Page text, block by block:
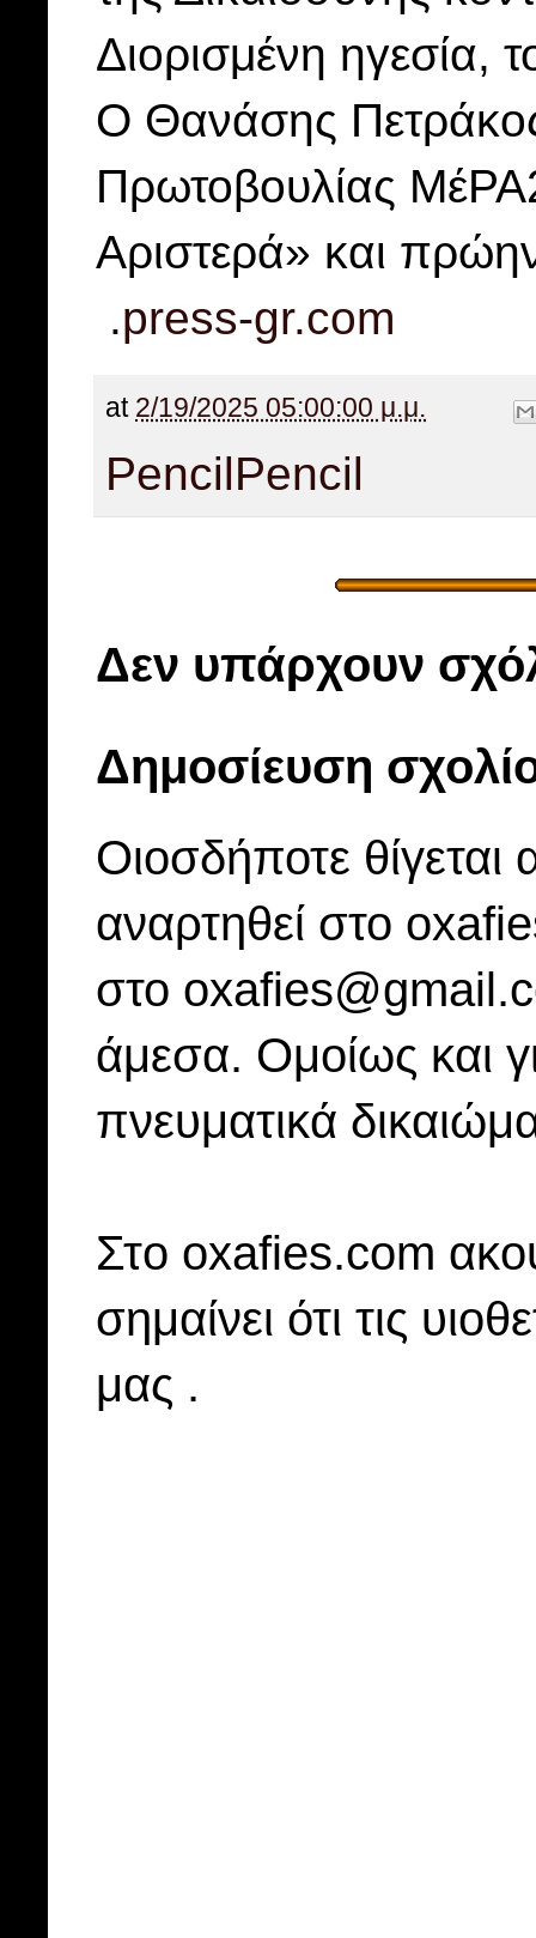
Διορισμένη ηγεσία,
Ο Θανάσης Πετράκος
Πρωτοβουλίας
Αριστερά» και
.press-gr.com
at 2/19/2025 05:00:00 μ.μ.
PencilPencil
Δεν υπάρχουν
Δημοσίευση
Οιοσδήποτε
αναρτηθεί στο
στο
άμεσα. Ομοίως και
πνευματικά
Στo oxafies.com
σημαίνει ότι τις
μας .